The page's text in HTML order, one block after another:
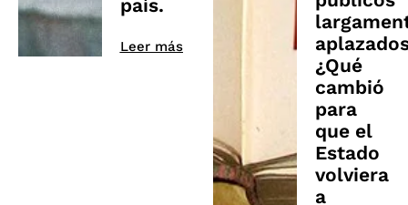
país.
Leer más
¿Qué
cambió
para
que el
Estado
volviera
a